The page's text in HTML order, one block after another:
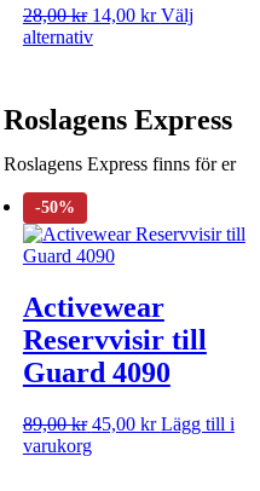
28,00kr 14,00 kr Välj
alternativ
Activewear
Reservvisir till
Guard 4090
89,00kr 45,00 kr Lägg till i
varukorg
Roslagens Express
Roslagens Express finns för er